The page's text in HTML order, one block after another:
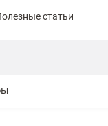
статьи